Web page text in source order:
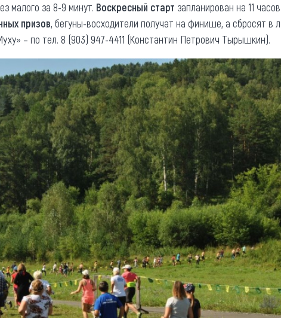
малого за 8-9 минут. Воскресный старт запланирован на 11
призов, бегуны-восходители получат на финише, а сбросят в
– по тел. 8 (903) 947-4411 (Константин Петрович Тырышкин).